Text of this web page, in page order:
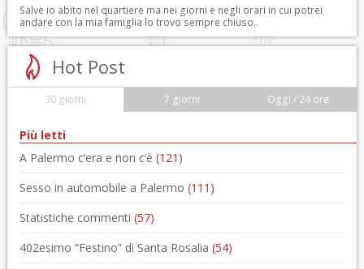
Salve io abito nel quartiere ma nei giorni e negli orari in cui potrei
andare con la mia famiglia lo trovo sempre chiuso..
Hot Post
30 giorni 7 giorni Oggi / 24 ore
Più letti
A Palermo c’era e non c’è (121)
Sesso in automobile a Palermo (111)
Statistiche commenti (57)
402esimo “Festino” di Santa Rosalia (54)